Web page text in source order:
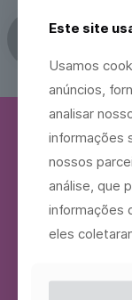
Este site
Usamos
anúncios,
analisar
informações
nossos
análise, que
informações
eles